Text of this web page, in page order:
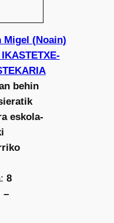
Migel (Noain)
behin
eskola-
8
–